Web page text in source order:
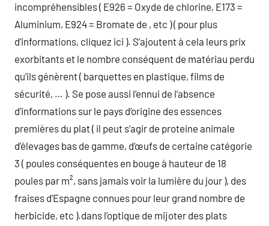
incompréhensibles ( E926 = Oxyde de chlorine, E173 =
Aluminium, E924 = Bromate de , etc ) ( pour plus
d’informations, cliquez ici ). S’ajoutent à cela leurs prix
exorbitants et le nombre conséquent de matériau perdu
qu’ils génèrent ( barquettes en plastique, films de
sécurité, … ). Se pose aussi l’ennui de l’absence
d’informations sur le pays d’origine des essences
premières du plat ( il peut s’agir de proteine animale
d’élevages bas de gamme, d’œufs de certaine catégorie
3 ( poules conséquentes en bouge à hauteur de 18
poules par m², sans jamais voir la lumière du jour ), des
fraises d’Espagne connues pour leur grand nombre de
herbicide, etc ).dans l’optique de mijoter des plats